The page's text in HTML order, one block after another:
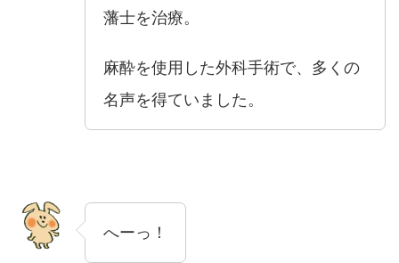
藩士を治療。
麻酔を使用した外科手術で、多くの
名声を得ていました。
へーっ！